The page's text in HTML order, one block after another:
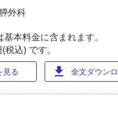
外科
本料金に含まれます。
込) です。
見る download 全文ダウン